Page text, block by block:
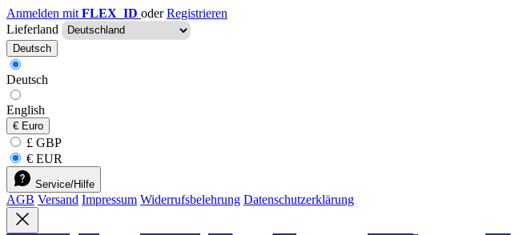
Anmelden mit FLEX_ID oder Registrieren
Lieferland
Deutsch
Deutsch
English
€ Euro
£ GBP
€ EUR
Service/Hilfe
AGB Versand Impressum Widerrufsbelehrung Datenschutzerklärung